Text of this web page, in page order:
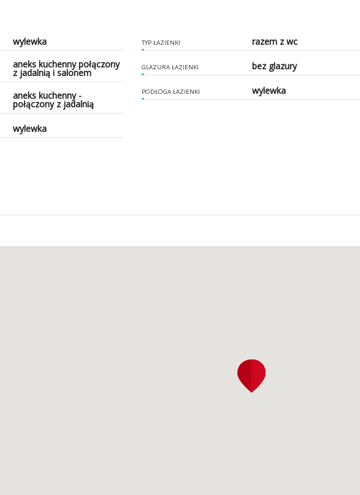
wylewka
aneks kuchenny połączony
z jadalnią i salonem
aneks kuchenny -
połączony z jadalnią
wylewka
TYP ŁAZIENKI razem z wc
GLAZURA ŁAZIENKI bez glazury
PODŁOGA ŁAZIENKI wylewka